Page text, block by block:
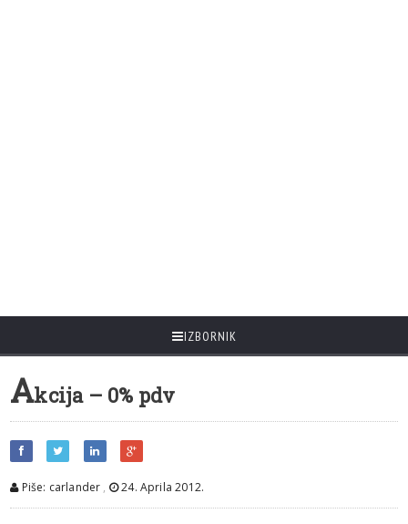
IZBORNIK
Akcija – 0% pdv
Piše: carlander , 24. Aprila 2012.